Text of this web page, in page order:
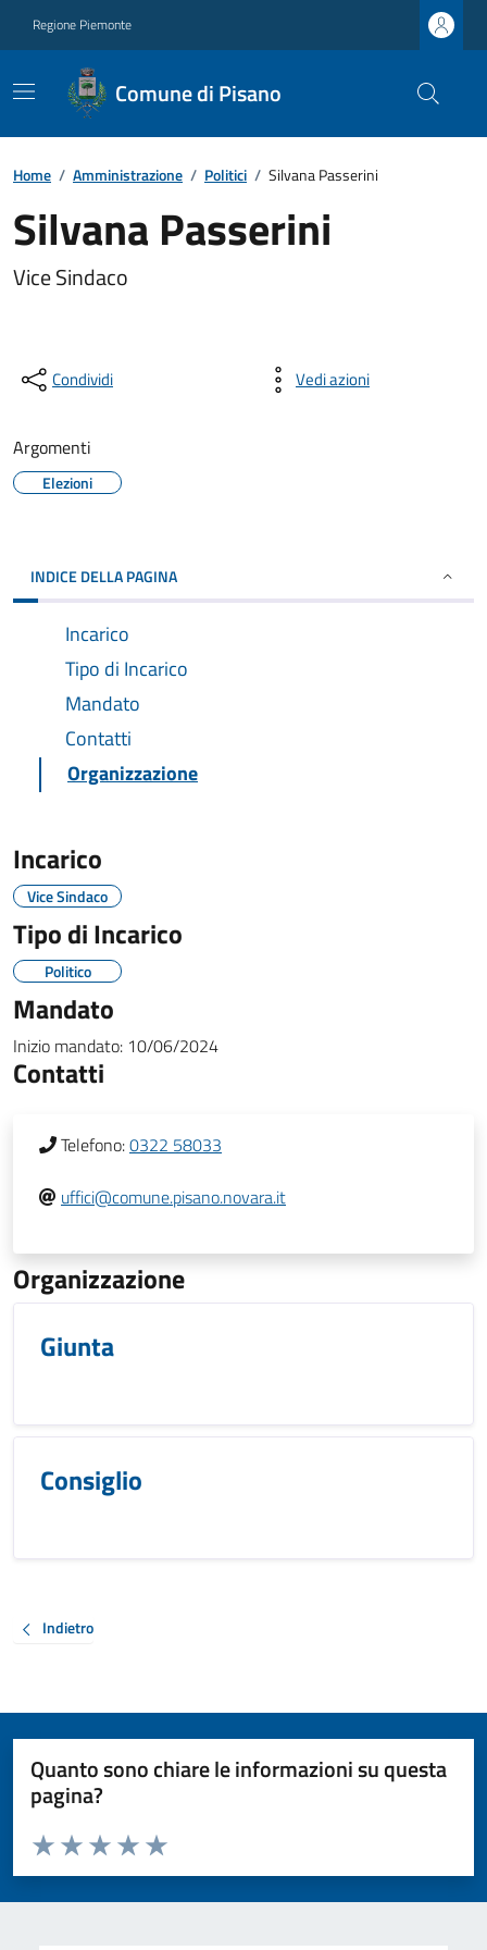
Regione Piemonte
Comune di Pisano
Home / Amministrazione / Politici / Silvana Passerini
Silvana Passerini
Vice Sindaco
Condividi Vedi azioni
Argomenti
Elezioni
INDICE DELLA PAGINA
Incarico
Tipo di Incarico
Mandato
Contatti
Organizzazione
Incarico
Vice Sindaco
Tipo di Incarico
Politico
Mandato
Inizio mandato: 10/06/2024
Contatti
Telefono:0322 58033
uffici@comune.pisano.novara.it
Organizzazione
Giunta
Consiglio
Indietro
Quanto sono chiare le informazioni su questa
pagina?
Valuta da 1 a 5 stelle la pagina
Valuta 5 stelle su 5
Valuta 4 stelle su 5
Valuta 3 stelle su 5
Valuta 2 stelle su 5
Valuta 1 stelle su 5